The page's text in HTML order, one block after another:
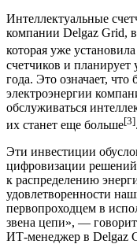
Интеллектуальные
компании Delgaz Grid,
которая уже
счетчиков и планирует
года. Это означает, что
электроэнергии
обслуживаться
их станет еще больше[3].
Эти инвестиции
цифровизации
к распределению
удовлетворенности
первопроходцем в
звена цепи», —
ИТ-менеджер в Delgaz